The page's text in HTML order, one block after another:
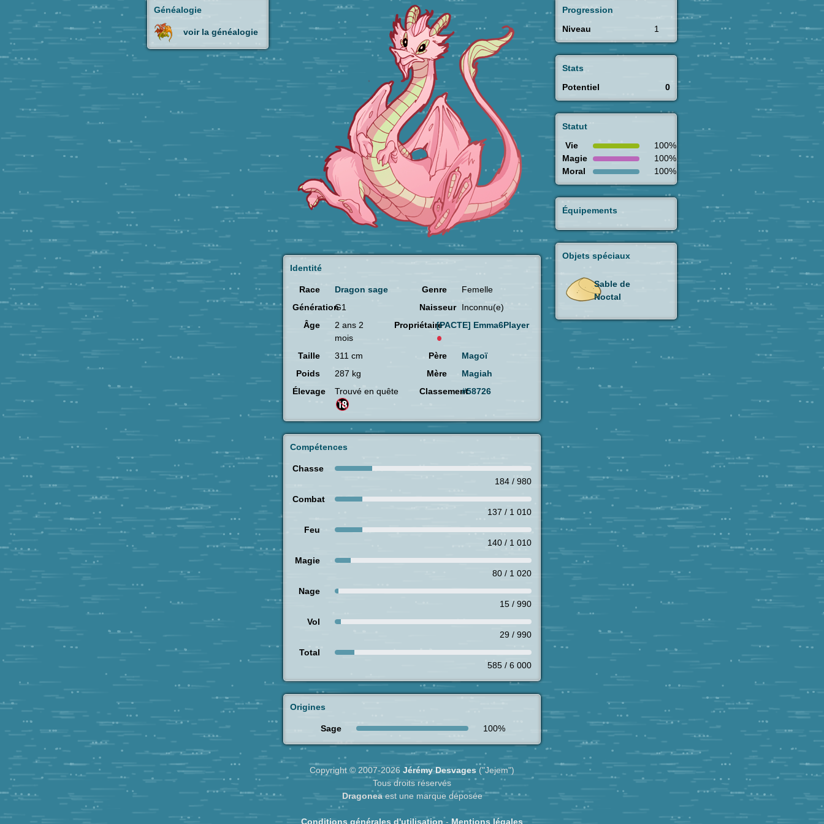
Généalogie
voir la généalogie
Identité
Race Dragon sage Genre
Femelle
GénérationG1 Naisseur
Inconnu(e)
Âge
2 ans 2
mois
Propriétaire[PACTE] Emma6Player
Taille 311 cm Père
Magoï
Poids
287 kg Mère
Magiah
Élevage
Trouvé en quête Classement#58726
Compétences
Chasse
184 / 980
Combat
137 / 1 010
Feu
140 / 1 010
Magie
80 / 1 020
Nage
15 / 990
Vol
29 / 990
Total
585 / 6 000
Origines
Sage 100%
Progression
Niveau
1
Stats
Potentiel
0
Statut
Vie
100%
Magie
100%
Moral
100%
Équipements
Objets spéciaux
Sable de
Noctal
Copyright © 2007-2026 Jérémy Desvages ("Jejem")
Tous droits réservés
Dragoneaest une marque déposée
Conditions générales d'utilisation- Mentions légales